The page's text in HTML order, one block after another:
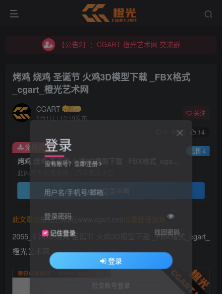
【公告2】：CGART 橙光艺术网 交流群
【公告2】：CGART 橙光艺术网 交流群
烤鸡 烧鸡 圣诞节 火鸡3D模型下载 _FBX格式
_cgart_橙光艺术网
CGART
9月11日 10:19发布
关注
40 14
此内容为免费资源，请登录后查看
登录查看
免费资源 已售 4
此文章由 橙光艺术网(www.cgart.net)
2055_5 烤鸡 烧鸡 圣诞节 火鸡3D模型下载 _FBX格式_cgart_
橙光艺术网
登录
没有账号？立即注册
用户名/手机号/邮箱
登录密码
记住登录 找回密码
登录
社交账号登录